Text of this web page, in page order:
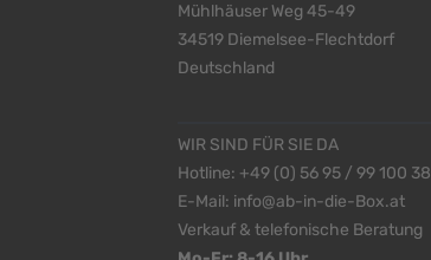
Mühlhäuser Weg 45-49
34519 Diemelsee-Flechtdorf
Deutschland
WIR SIND FÜR SIE DA
Hotline: +49 (0) 56 95 / 99 100 38
E-Mail: info@ab-in-die-Box.at
Verkauf & telefonische Beratung